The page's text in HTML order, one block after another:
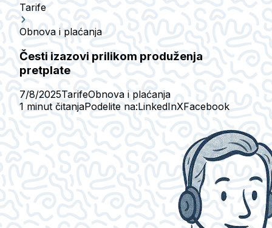
Tarife
Obnova i plaćanja
Česti izazovi prilikom produženja
pretplate
7/8/2025TarifeObnova i plaćanja
1 minut čitanjaPodelite na:LinkedInXFacebook